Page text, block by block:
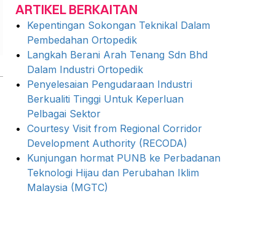
ARTIKEL BERKAITAN
Kepentingan Sokongan Teknikal Dalam
Pembedahan Ortopedik
Langkah Berani Arah Tenang Sdn Bhd
Dalam Industri Ortopedik
Penyelesaian Pengudaraan Industri
Berkualiti Tinggi Untuk Keperluan
Pelbagai Sektor
Courtesy Visit from Regional Corridor
Development Authority (RECODA)
Kunjungan hormat PUNB ke Perbadanan
Teknologi Hijau dan Perubahan Iklim
Malaysia (MGTC)